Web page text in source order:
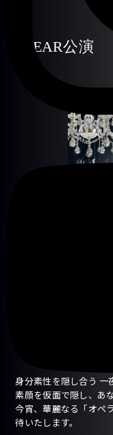
DEAR公演
DEAR2026
身分素性を隠し合う 一
素顔を仮面で隠し、あ
今宵、華麗なる「オペ
待いたします。